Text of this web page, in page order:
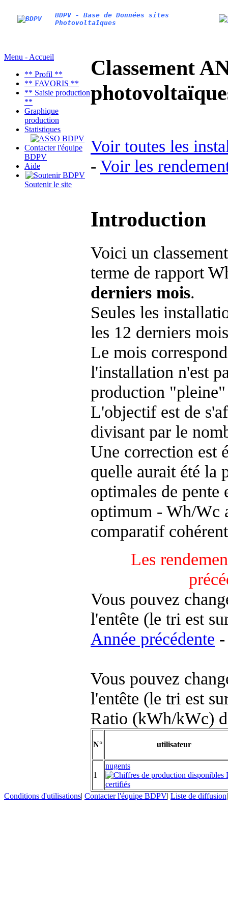
BDPV - Base de Données sites
Photovoltaïques
Menu - Accueil
** Profil **
** FAVORIS **
** Saisie production
**
Graphique
production
Statistiques
Contacter l'équipe
BDPV
Aide
Soutenir le site
Classement
Voir toutes les
- Voir les
Introduction
Voici un
terme de rapport
derniers mois.
Seules les
les 12 derniers
Le mois
l'installation n'est
production "pleine"
L'objectif est de
divisant par le
Une correction est
quelle aurait été la
optimales de
optimum - Wh/Wc
comparatif
Les
Vous pouvez
l'entête (le tri est
Année précédente
Vous pouvez
l'entête (le tri est
Ratio (kWh/kWc)
N° utilisateur
1
nugents
Conditions d'utilisations| Contacter l'équipe BDPV| Liste de diffusion